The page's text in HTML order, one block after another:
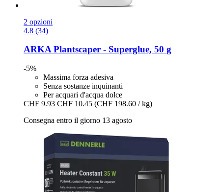
2 opzioni
4.8 (34)
ARKAPlantscaper -​ Superglue, 50 g
-5%
Massima forza adesiva
Senza sostanze inquinanti
Per acquari d'acqua dolce
CHF 9.93 CHF 10.45 (CHF 198.60 / kg)
Consegna entro il giorno 13 agosto